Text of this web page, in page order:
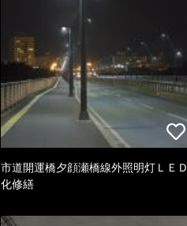
市道開運橋夕顔瀬橋線外照明灯ＬＥＤ
化修繕